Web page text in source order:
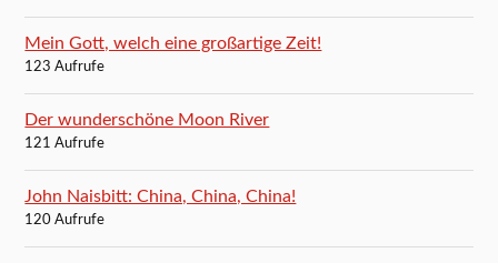
Mein Gott, welch eine großartige Zeit!
123 Aufrufe
Der wunderschöne Moon River
121 Aufrufe
John Naisbitt: China, China, China!
120 Aufrufe